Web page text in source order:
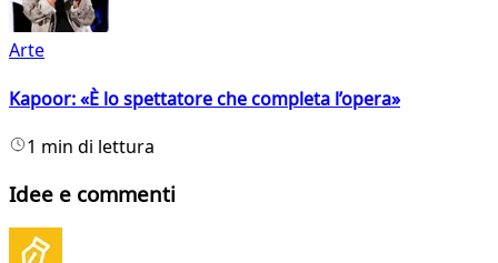
Arte
Kapoor: «È lo spettatore che completa l’opera»
1 min di lettura
Idee e commenti